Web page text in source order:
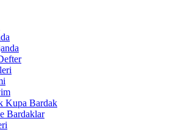
Kupa Bardak
Bardaklar